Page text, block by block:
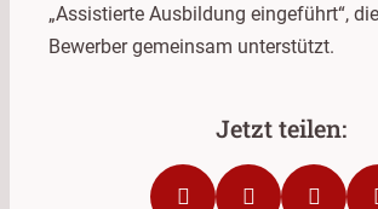
„Assistierte Ausbildung eingeführt“,
Bewerber gemeinsam unterstützt.